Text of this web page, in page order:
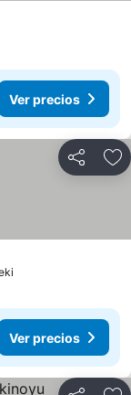
Ver precios
Compartir
Ver precios